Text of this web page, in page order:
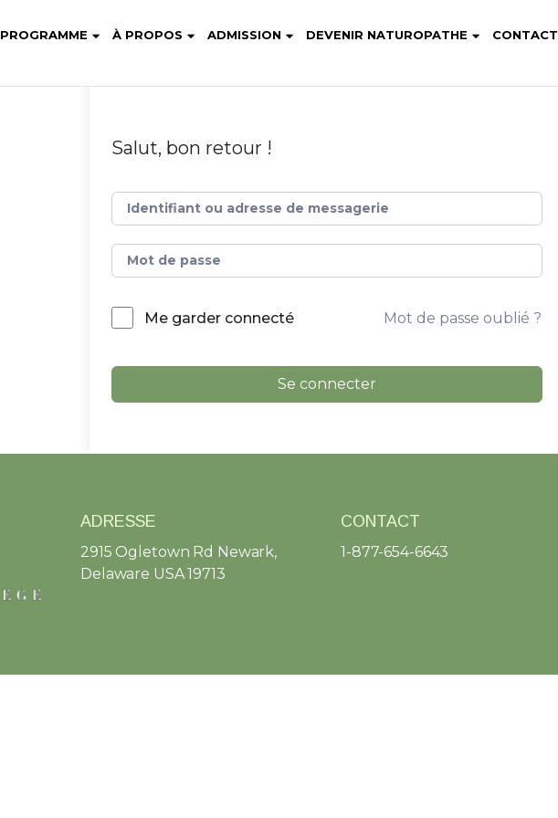
PROGRAMME À PROPOS ADMISSION DEVENIR NATUROPATHE CONTACT
Salut, bon retour !
Me garder connecté Mot de passe oublié ?
Se connecter
ADRESSE
2915 Ogletown Rd Newark,
Delaware USA 19713
CONTACT
1-877-654-6643